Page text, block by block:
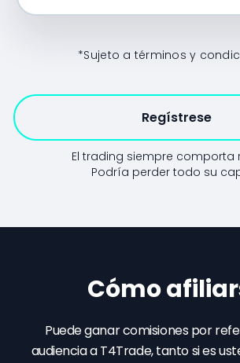
*Sujeto a términos y
Regístrese
El trading siempre comporta
Podría perder todo su
Cómo
Puede ganar comisiones por
audiencia a T4Trade, tanto si es